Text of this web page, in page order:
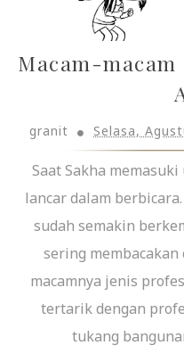
Macam-
granit Selasa,
Saat Sakha
lancar dalam
sudah semakin
sering
macamnya jenis
tertarik dengan
tukang